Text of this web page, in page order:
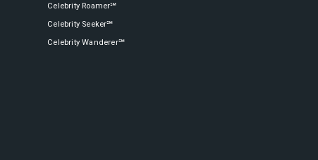
Reflection®
Celebrity Roamer℠
Celebrity Seeker℠
Celebrity Wanderer℠